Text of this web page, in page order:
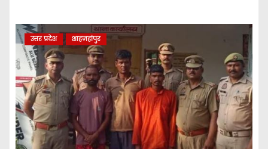
उत्तर प्रदेश शाहजहांपुर